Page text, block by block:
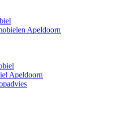
Apeldoorn
Apeldoorn